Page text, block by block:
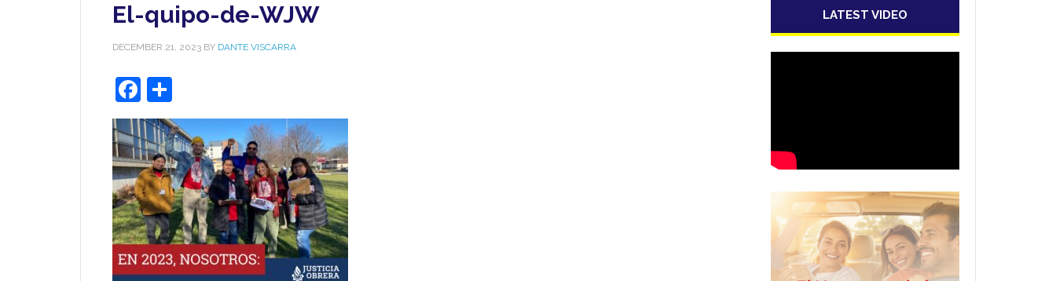
El-quipo-de-WJW
DECEMBER 21, 2023 BY DANTE VISCARRA
Facebook
LATEST VIDEO